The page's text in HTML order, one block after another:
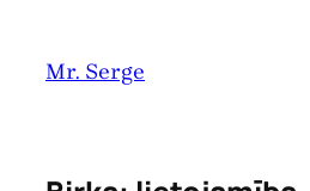
saturu
Mr. Serge